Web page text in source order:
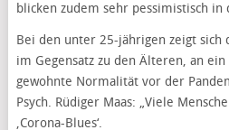
blicken zudem sehr pessimistisch in
Bei den unter 25-jährigen zeigt sich
im Gegensatz zu den Älteren, an
gewohnte Normalität vor der
Psych. Rüdiger Maas: „Viele
‚Corona-Blues‘.